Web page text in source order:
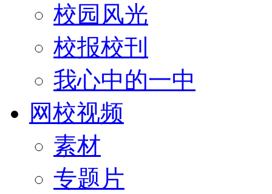
校园风光
校报校刊
我心中的一中
网校视频
素材
专题片